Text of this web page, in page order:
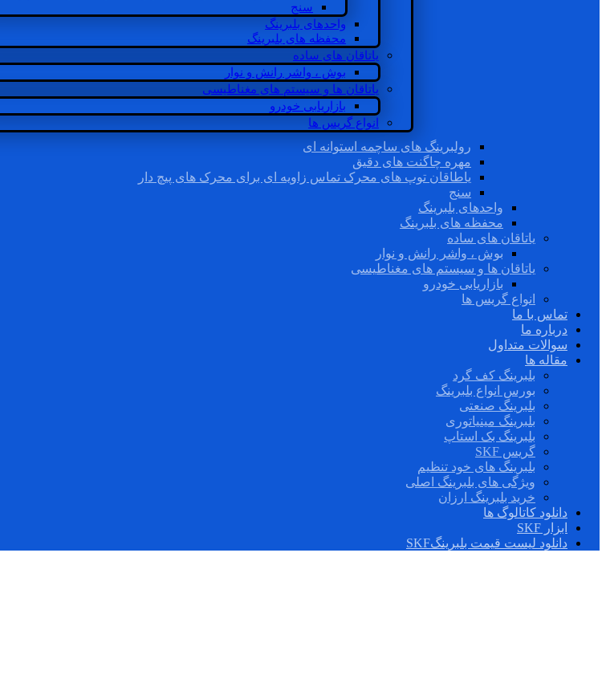
سنج
واحدهای بلبرینگ
محفظه های بلبرینگ
یاتاقان های ساده
بوش ، واشر رانش و نوار
یاتاقان ها و سیستم های مغناطیسی
بازاریابی خودرو
انواع گریس ها
رولبرینگ های ساچمه استوانه ای
مهره چاگنت های دقیق
یاطاقان توپ های محرک تماس زاویه ای برای محرک های پیچ دار
سنج
واحدهای بلبرینگ
محفظه های بلبرینگ
یاتاقان های ساده
بوش ، واشر رانش و نوار
یاتاقان ها و سیستم های مغناطیسی
بازاریابی خودرو
انواع گریس ها
تماس با ما
درباره ما
سوالات متداول
مقاله ها
بلبرینگ کف گرد
بورس انواع بلبرینگ
بلبرینگ صنعتی
بلبرینگ مینیاتوری
بلبرینگ بک استاپ
گریس SKF
بلبرینگ های خود تنظیم
ویژگی های بلبرینگ اصلی
خرید بلبرینگ ارزان
دانلود کاتالوگ ها
ابزار SKF
دانلود لیست قیمت بلبرینگSKF